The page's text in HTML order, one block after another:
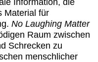
Information, die
Material für
No Laughing Matter
Raum zwischen
Schrecken zu
menschlicher